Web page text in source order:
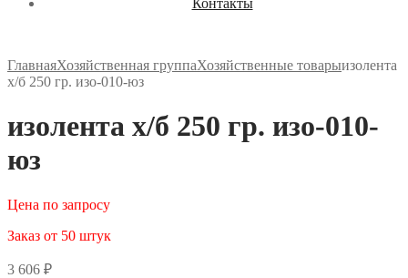
Контакты
ГлавнаяХозяйственная группаХозяйственные товарыизолента
х/б 250 гр. изо-010-юз
изолента х/б 250 гр. изо-010-
юз
Цена по запросу
Заказ от 50 штук
3 606 ₽